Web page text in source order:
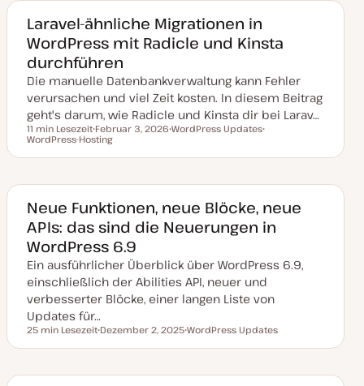
Laravel-ähnliche Migrationen in
WordPress mit Radicle und Kinsta
durchführen
Die manuelle Datenbankverwaltung kann Fehler
verursachen und viel Zeit kosten. In diesem Beitrag
geht's darum, wie Radicle und Kinsta dir bei Larav…
Lesezeit
11 min Lesezeit
D
t
k
u
a
l
i
s
i
e
r
t
Februar 3, 2026
e
WordPress Updates
e
WordPress-Hosting
Neue Funktionen, neue Blöcke, neue
APIs: das sind die Neuerungen in
WordPress 6.9
Ein ausführlicher Überblick über WordPress 6.9,
einschließlich der Abilities API, neuer und
verbesserter Blöcke, einer langen Liste von
Updates für…
Lesezeit
25 min Lesezeit
a
Dezember 2, 2025
h
WordPress Updates